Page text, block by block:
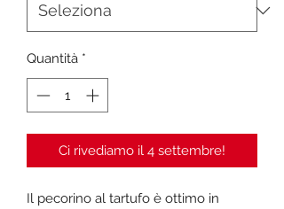
Quantità *
Ci rivediamo il 4 settembre!
Il pecorino al tartufo è ottimo in